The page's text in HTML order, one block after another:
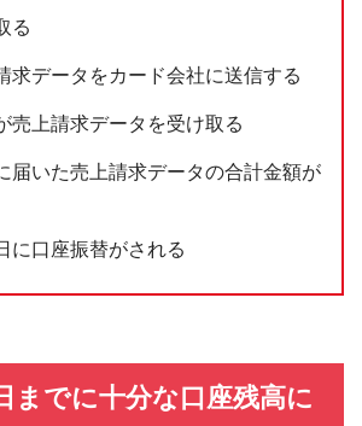
る
求データをカード会社に送信する
売上請求データを受け取る
届いた売上請求データの合計金額が
に口座振替がされる
までに十分な口座残高に